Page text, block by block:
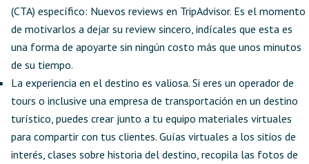
(CTA) específico: Nuevos reviews en TripAdvisor. Es el momento
de motivarlos a dejar su review sincero, indícales que esta es
una forma de apoyarte sin ningún costo más que unos minutos
de su tiempo.
La experiencia en el destino es valiosa. Si eres un operador de
tours o inclusive una empresa de transportación en un destino
turístico, puedes crear junto a tu equipo materiales virtuales
para compartir con tus clientes. Guías virtuales a los sitios de
interés, clases sobre historia del destino, recopila las fotos de